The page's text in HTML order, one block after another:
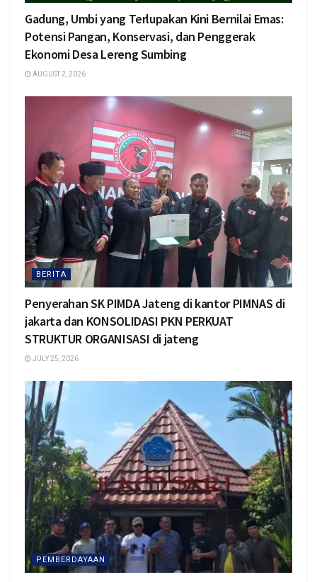
Gadung, Umbi yang Terlupakan Kini Bernilai Emas:
Potensi Pangan, Konservasi, dan Penggerak
Ekonomi Desa Lereng Sumbing
AUGUST 2, 2026
BERITA
Penyerahan SK PIMDA Jateng di kantor PIMNAS di
jakarta dan KONSOLIDASI PKN PERKUAT
STRUKTUR ORGANISASI di jateng
JULY 25, 2026
PEMBERDAYAAN